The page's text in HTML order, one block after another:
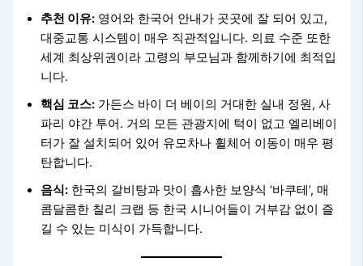
추천 이유: 영어와 한국어 안내가 곳곳에 잘 되어 있고,
대중교통 시스템이 매우 직관적입니다. 의료 수준 또한
세계 최상위권이라 고령의 부모님과 함께하기에 최적입
니다.
핵심 코스: 가든스 바이 더 베이의 거대한 실내 정원, 사
파리 야간 투어. 거의 모든 관광지에 턱이 없고 엘리베이
터가 잘 설치되어 있어 유모차나 휠체어 이동이 매우 평
탄합니다.
음식: 한국의 갈비탕과 맛이 흡사한 보양식 ‘바쿠테’, 매
콤달콤한 칠리 크랩 등 한국 시니어들이 거부감 없이 즐
길 수 있는 미식이 가득합니다.